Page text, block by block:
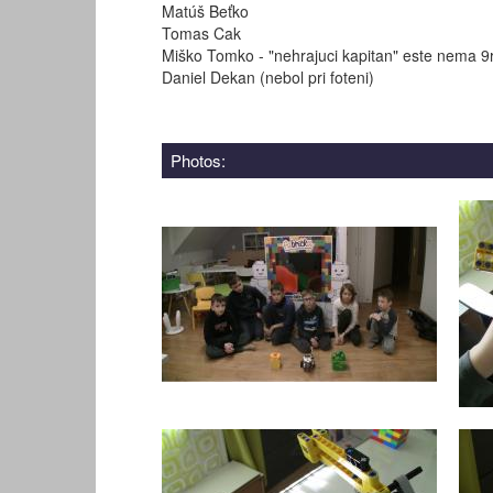
Matúš Beťko
Tomas Cak
Miško Tomko - "nehrajuci kapitan" este nema
Daniel Dekan (nebol pri foteni)
Photos: